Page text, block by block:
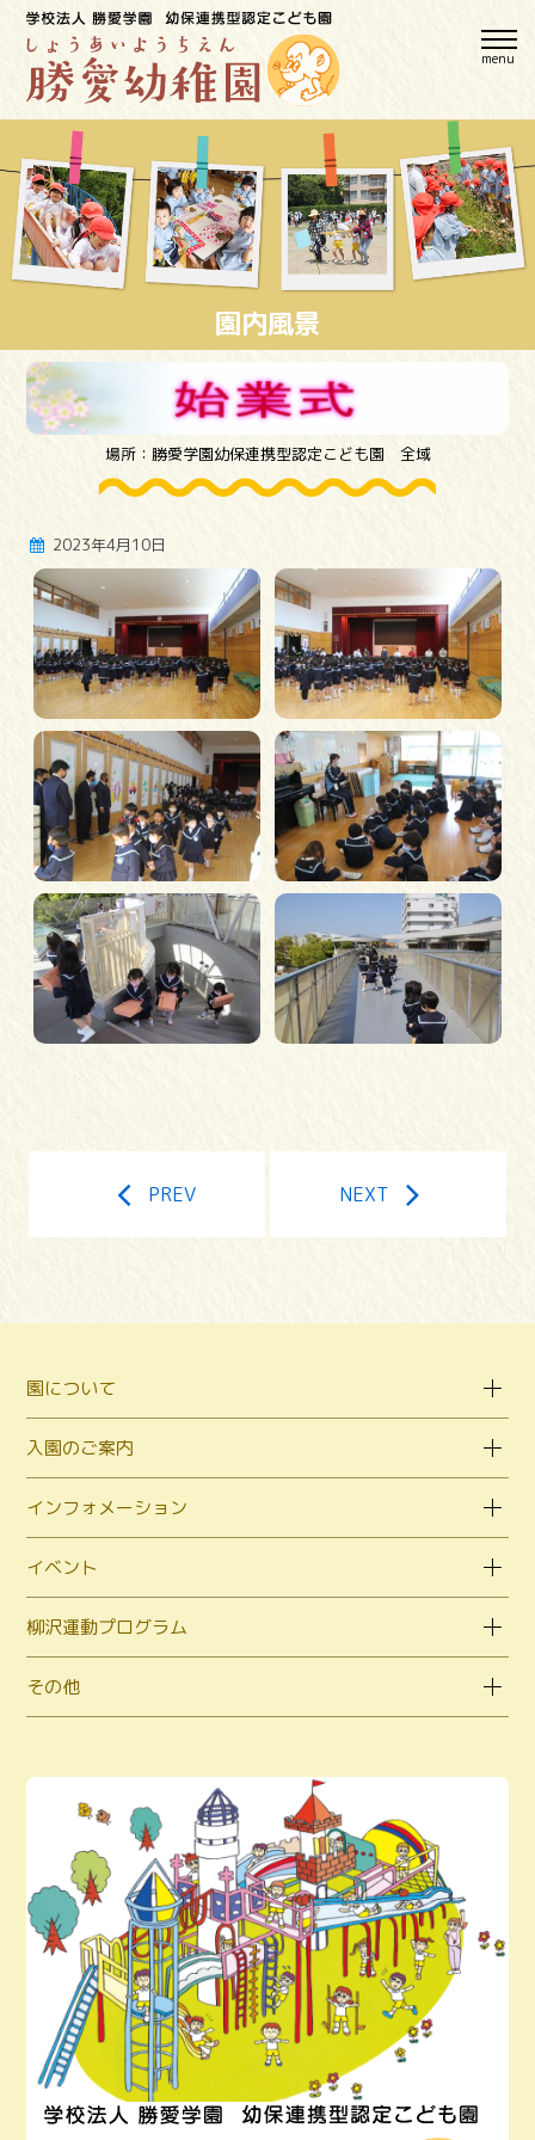
園内風景
場所：勝愛学園幼保連携型認定こども園 全域
2023年4月10日
PREV NEXT
園について
入園のご案内
インフォメーション
イベント
柳沢運動プログラム
その他
menu